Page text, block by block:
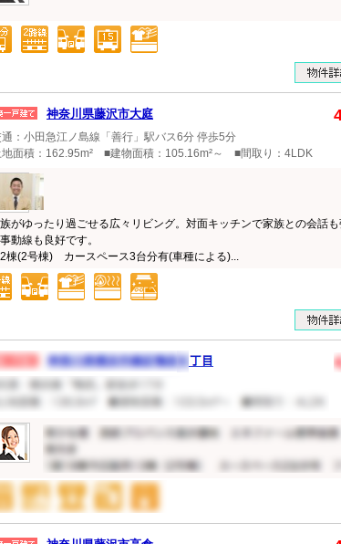
神奈川県藤沢市大庭
：小田急江ノ島線「善行」駅バス6分 停歩5分
地面積：162.95m² ■建物面積：105.16m²～ ■間取り：4LDK
がゆったり過ごせる広々リビング。対面キッチンで家族との会話も
動線も良好です。
棟(2号棟) カースペース3台分有(車種による)...